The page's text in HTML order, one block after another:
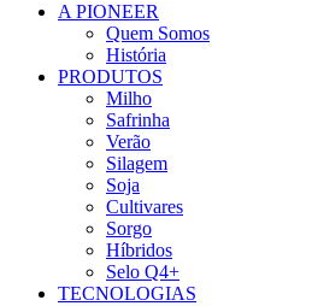
A PIONEER
Quem Somos
História
PRODUTOS
Milho
Safrinha
Verão
Silagem
Soja
Cultivares
Sorgo
Híbridos
Selo Q4+
TECNOLOGIAS